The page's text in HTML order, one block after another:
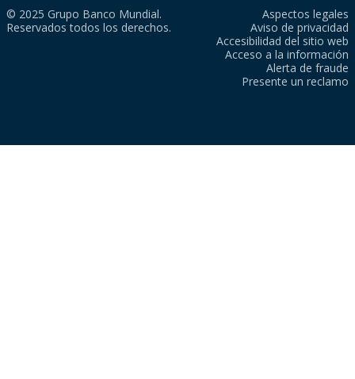
© 2025 Grupo Banco Mundial.
Reservados todos los derechos.
Aspectos legales
Aviso de privacidad
Accesibilidad del sitio web
Acceso a la información
Alerta de fraude
Presente un reclamo